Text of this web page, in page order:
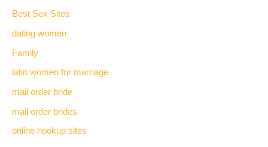
Best Sex Sites
dating women
Family
latin women for marriage
mail order bride
mail order brides
online hookup sites